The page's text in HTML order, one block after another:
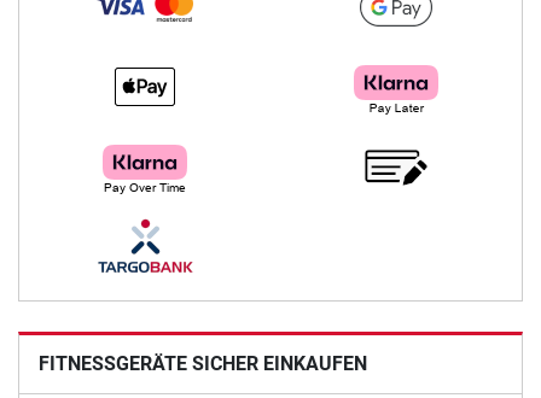
FITNESSGERÄTE SICHER EINKAUFEN